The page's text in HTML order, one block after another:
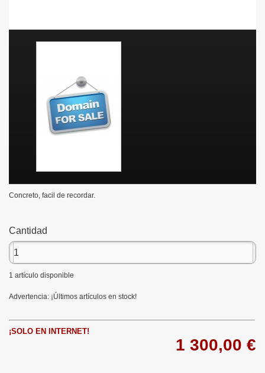
Concreto, facil de recordar.
Cantidad
1 artículo disponible
Advertencia: ¡Últimos artículos en stock!
¡SOLO EN INTERNET!
1 300,00 €